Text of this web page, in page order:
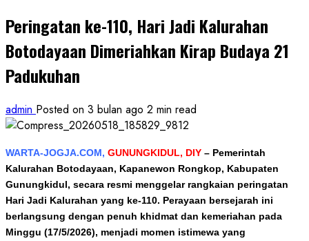
Peringatan ke-110, Hari Jadi Kalurahan
Botodayaan Dimeriahkan Kirap Budaya 21
Padukuhan
admin Posted on 3 bulan ago 2 min read
WARTA-JOGJA.COM, GUNUNGKIDUL, DIY – Pemerintah
Kalurahan Botodayaan, Kapanewon Rongkop, Kabupaten
Gunungkidul, secara resmi menggelar rangkaian peringatan
Hari Jadi Kalurahan yang ke-110. Perayaan bersejarah ini
berlangsung dengan penuh khidmat dan kemeriahan pada
Minggu (17/5/2026), menjadi momen istimewa yang